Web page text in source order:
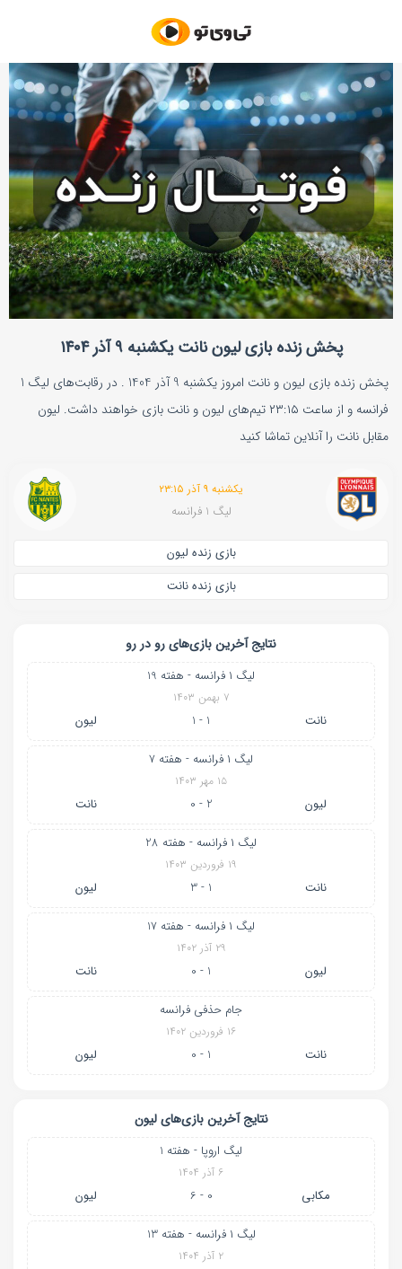
پخش زنده بازی لیون نانت یکشنبه ۹ آذر ۱۴۰۴
پخش زنده بازی لیون و نانت امروز یکشنبه 9 آذر 1404 . در رقابت‌های لیگ 1
فرانسه و از ساعت ۲۳:۱۵ تیم‌های لیون و نانت بازی خواهند داشت. لیون
مقابل نانت را آنلاین تماشا کنید
یکشنبه ۹ آذر ۲۳:۱۵
لیگ 1 فرانسه
بازی زنده لیون
بازی زنده نانت
نتایج آخرین بازی‌های رو در رو
لیگ ۱ فرانسه - هفته 19
۷ بهمن ۱۴۰۳
نانت 1 - 1 لیون
لیگ ۱ فرانسه - هفته 7
۱۵ مهر ۱۴۰۳
لیون 2 - 0 نانت
لیگ ۱ فرانسه - هفته 28
۱۹ فروردین ۱۴۰۳
نانت 1 - 3 لیون
لیگ ۱ فرانسه - هفته 17
۲۹ آذر ۱۴۰۲
لیون 1 - 0 نانت
جام حذفی فرانسه
۱۶ فروردین ۱۴۰۲
نانت 1 - 0 لیون
نتایج آخرین بازی‌های لیون
لیگ اروپا - هفته 1
۶ آذر ۱۴۰۴
مکابی 0 - 6 لیون
لیگ ۱ فرانسه - هفته 13
۲ آذر ۱۴۰۴